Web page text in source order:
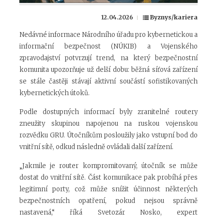
12.04.2026 Byznys/kariera
Nedávné informace Národního úřadu pro kybernetickou a
informační bezpečnost (NÚKIB) a Vojenského
zpravodajství potvrzují trend, na který bezpečnostní
komunita upozorňuje už delší dobu: běžná síťová zařízení
se stále častěji stávají aktivní součástí sofistikovaných
kybernetických útoků.
Podle dostupných informací byly zranitelné routery
zneužity skupinou napojenou na ruskou vojenskou
rozvědku GRU. Útočníkům posloužily jako vstupní bod do
vnitřní sítě, odkud následně ovládali další zařízení.
„Jakmile je router kompromitovaný, útočník se může
dostat do vnitřní sítě. Část komunikace pak probíhá přes
legitimní porty, což může snížit účinnost některých
bezpečnostních opatření, pokud nejsou správně
nastavená,“ říká Svetozár Nosko, expert